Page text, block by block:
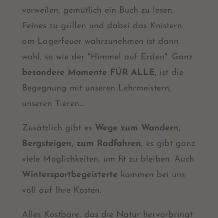
verweilen, gemütlich ein Buch zu lesen.
Feines zu grillen und dabei das Knistern
am Lagerfeuer wahrzunehmen ist dann
wohl, so wie der "Himmel auf Erden". Ganz
besondere Momente FÜR ALLE, ist die
Begegnung mit unseren Lehrmeistern,
unseren Tieren…
Zusätzlich gibt es Wege zum Wandern,
Bergsteigen, zum Radfahren, es gibt ganz
viele Möglichkeiten, um fit zu bleiben. Auch
Wintersportbegeisterte kommen bei uns
voll auf Ihre Kosten.
Alles Kostbare, das die Natur hervorbringt